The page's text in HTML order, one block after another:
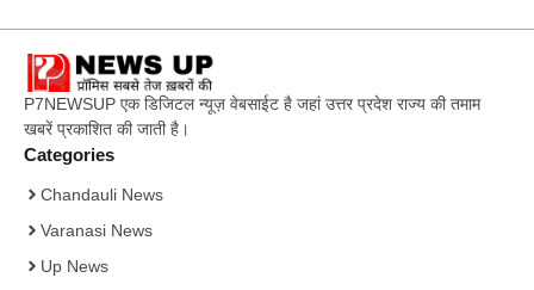
P7NEWSUP एक डिजिटल न्यूज़ वेबसाईट है जहां उत्तर प्रदेश राज्य की तमाम
खबरें प्रकाशित की जाती है।
Categories
Chandauli News
Varanasi News
Up News